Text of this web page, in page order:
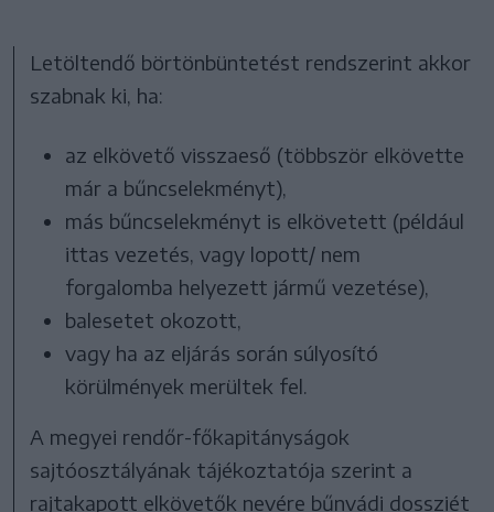
Letöltendő börtönbüntetést rendszerint akkor
szabnak ki, ha:
az elkövető visszaeső (többször elkövette
már a bűncselekményt),
más bűncselekményt is elkövetett (például
ittas vezetés, vagy lopott/ nem
forgalomba helyezett jármű vezetése),
balesetet okozott,
vagy ha az eljárás során súlyosító
körülmények merültek fel.
A megyei rendőr-főkapitányságok
sajtóosztályának tájékoztatója szerint a
rajtakapott elkövetők nevére bűnvádi dossziét